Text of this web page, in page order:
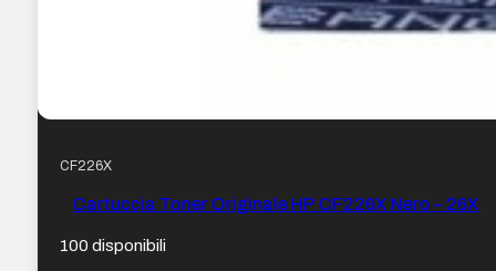
CF226X
Cartuccia Toner Originale HP CF226X Nero – 26X
100 disponibili